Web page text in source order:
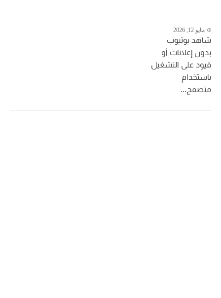
مايو 12, 2026
شاهد يوتيوب
بدون إعلانات أو
قيود على التشغيل
باستخدام
متصفح...